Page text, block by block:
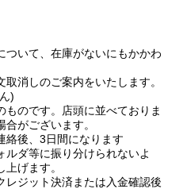
いて、在庫がないにもかかわ
消しのご案内をいたします。
)
のです。店頭に並べておりま
がございます。
絡後、3日間になります
ダ等に振り分けられないよ
げます。
ジット決済または入金確認後